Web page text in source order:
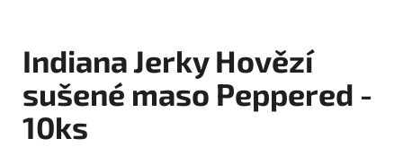
Indiana Jerky Hovězí
sušené maso Peppered -
10ks